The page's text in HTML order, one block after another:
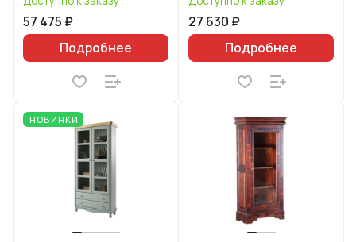
57 475 ₽
Подробнее
27 630 ₽
Подробнее
НОВИНКИ